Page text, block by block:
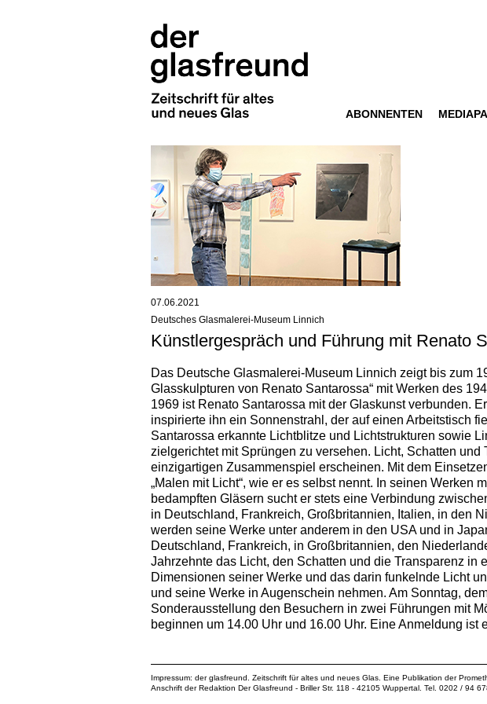
ABONNENTEN
07.06.2021
Deutsches Glasmalerei-Museum Linnich
Künstlergespräch und Führung mit Renato
Das Deutsche Glasmalerei-Museum Linnich zeigt bis zum
Glasskulpturen von Renato Santarossa“ mit Werken des
1969 ist Renato Santarossa mit der Glaskunst verbunden.
inspirierte ihn ein Sonnenstrahl, der auf einen Arbeitstisch
Santarossa erkannte Lichtblitze und Lichtstrukturen sowie
zielgerichtet mit Sprüngen zu versehen. Licht, Schatten
einzigartigen Zusammenspiel erscheinen. Mit dem
„Malen mit Licht“, wie er es selbst nennt. In seinen Werken
bedampften Gläsern sucht er stets eine Verbindung
in Deutschland, Frankreich, Großbritannien, Italien, in den
werden seine Werke unter anderem in den USA und in
Deutschland, Frankreich, in Großbritannien, den
Jahrzehnte das Licht, den Schatten und die Transparenz
Dimensionen seiner Werke und das darin funkelnde Licht
und seine Werke in Augenschein nehmen. Am Sonntag,
Sonderausstellung den Besuchern in zwei Führungen mit
beginnen um 14.00 Uhr und 16.00 Uhr. Eine Anmeldung ist
Impressum: der glasfreund. Zeitschrift für altes und neues Glas. Eine Publikation der
Anschrift der Redaktion Der Glasfreund - Briller Str. 118 - 42105 Wuppertal. Tel. 0202 / 94